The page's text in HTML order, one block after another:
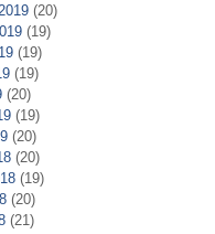
(20)
(19)
(19)
(19)
(20)
(19)
(20)
(20)
(19)
(20)
(21)